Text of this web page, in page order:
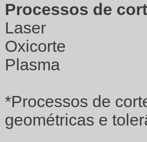
Processos de
Laser
Oxicorte
Plasma
*Processos de
geométricas e